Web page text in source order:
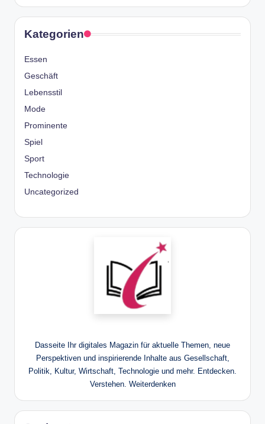
Kategorien
Essen
Geschäft
Lebensstil
Mode
Prominente
Spiel
Sport
Technologie
Uncategorized
Dasseite Ihr digitales Magazin für aktuelle Themen, neue
Perspektiven und inspirierende Inhalte aus Gesellschaft,
Politik, Kultur, Wirtschaft, Technologie und mehr. Entdecken.
Verstehen. Weiterdenken